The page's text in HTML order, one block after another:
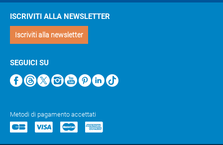
ISCRIVITI ALLA NEWSLETTER
Iscriviti alla newsletter
SEGUICI SU
Metodi di pagamento accettati